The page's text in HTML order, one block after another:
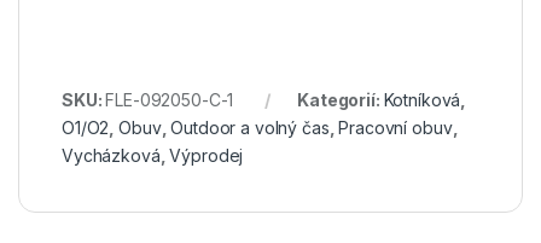
SKU:FLE-092050-C-1 Kategorií: Kotníková
O1/O2 ,Obuv,Outdoor a volný čas ,Pracovní obuv,
Vycházková ,Výprodej